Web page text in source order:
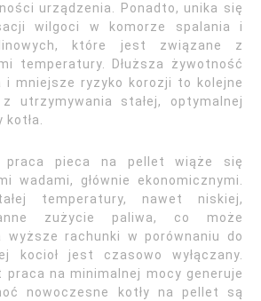
urządzenia. Ponadto, unika się
wilgoci w komorze spalania i
które jest związane z
temperatury. Dłuższa żywotność
i mniejsze ryzyko korozji to kolejne
z utrzymywania stałej, optymalnej
praca pieca na pellet wiąże się
wadami, głównie ekonomicznymi.
temperatury, nawet niskiej,
zużycie paliwa, co może
wyższe rachunki w porównaniu do
kocioł jest czasowo wyłączany.
praca na minimalnej mocy generuje
nowoczesne kotły na pellet są